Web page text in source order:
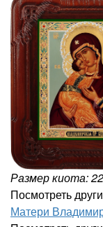
Размер киота:
Посмотреть
Матери